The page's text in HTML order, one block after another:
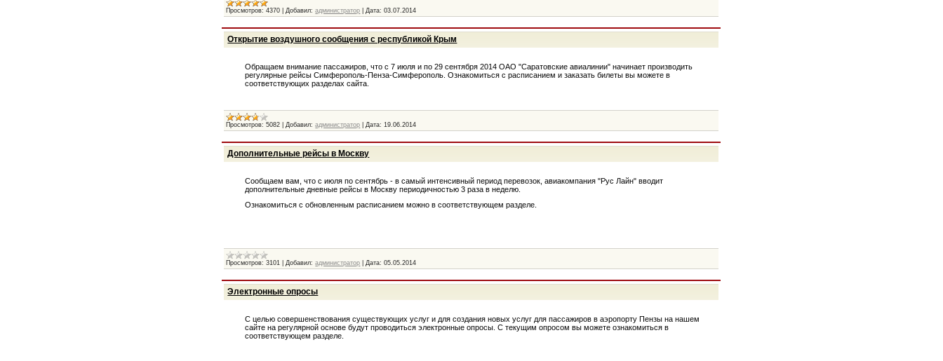
Просмотров: 4370 Добавил: администратор Дата: 03.07.2014
Открытие воздушного сообщения с республикой Крым
Обращаем внимание пассажиров, что с 7 июля и по 29 сентября 2014 ОАО "Саратовские авиалинии" начинает производить
регулярные рейсы Симферополь-Пенза-Симферополь. Ознакомиться с расписанием и заказать билеты вы можете в
соответствующих разделах сайта.
Просмотров: 5082 |Добавил: администратор |Дата: 19.06.2014
Дополнительные рейсы в Москву
Сообщаем вам, что с июля по сентябрь - в самый интенсивный период перевозок, авиакомпания "Рус Лайн" вводит
дополнительные дневные рейсы в Москву периодичностью 3 раза в неделю.
Ознакомиться с обновленным расписанием можно в соответствующем разделе.
Просмотров: 3101 Добавил: администратор Дата: 05.05.2014
Электронные опросы
С целью совершенствования существующих услуг и для создания новых услуг для пассажиров в аэропорту Пензы на нашем
сайте на регулярной основе будут проводиться электронные опросы. С текущим опросом вы можете ознакомиться в
соответствующем разделе.